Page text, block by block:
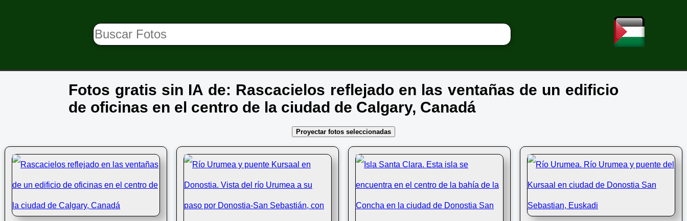
Fotos gratis sin IA de: Rascacielos reflejado en las ventañas de un edificio
de oficinas en el centro de la ciudad de Calgary, Canadá
Proyectar fotos seleccionadas